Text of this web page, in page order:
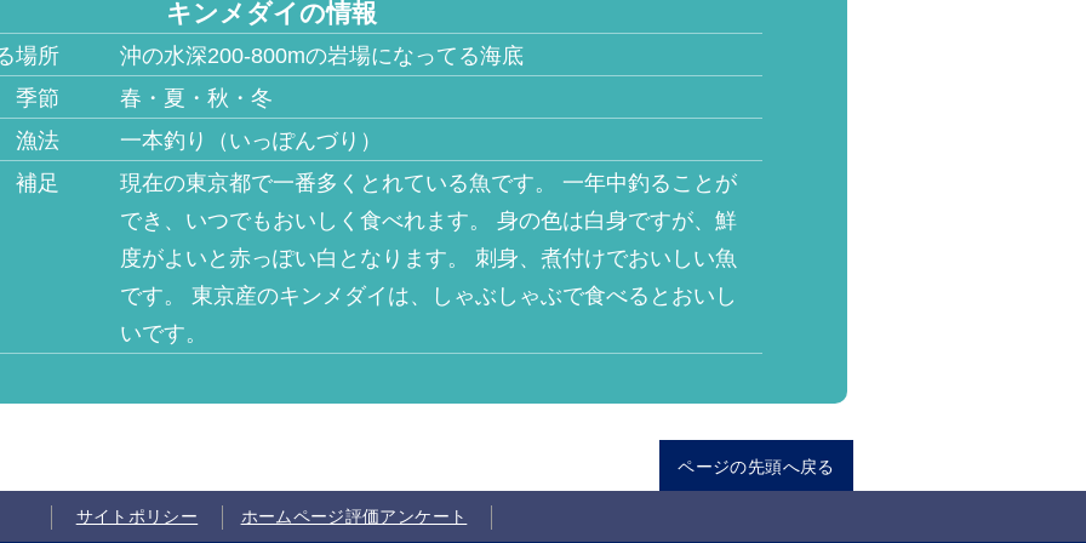
キンメダイの情報
場所
沖の水深200-800mの岩場になってる海底
季節
春・夏・秋・冬
漁法
一本釣り（いっぽんづり）
補足
現在の東京都で一番多くとれている魚です。 一年中釣ることが
でき、いつでもおいしく食べれます。 身の色は白身ですが、鮮
度がよいと赤っぽい白となります。 刺身、煮付けでおいしい魚
です。 東京産のキンメダイは、しゃぶしゃぶで食べるとおいし
いです。
ページの先頭へ戻る
サイトポリシー ホームページ評価アンケート